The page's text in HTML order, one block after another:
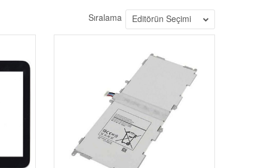
Sıralama Editörün Seçimi